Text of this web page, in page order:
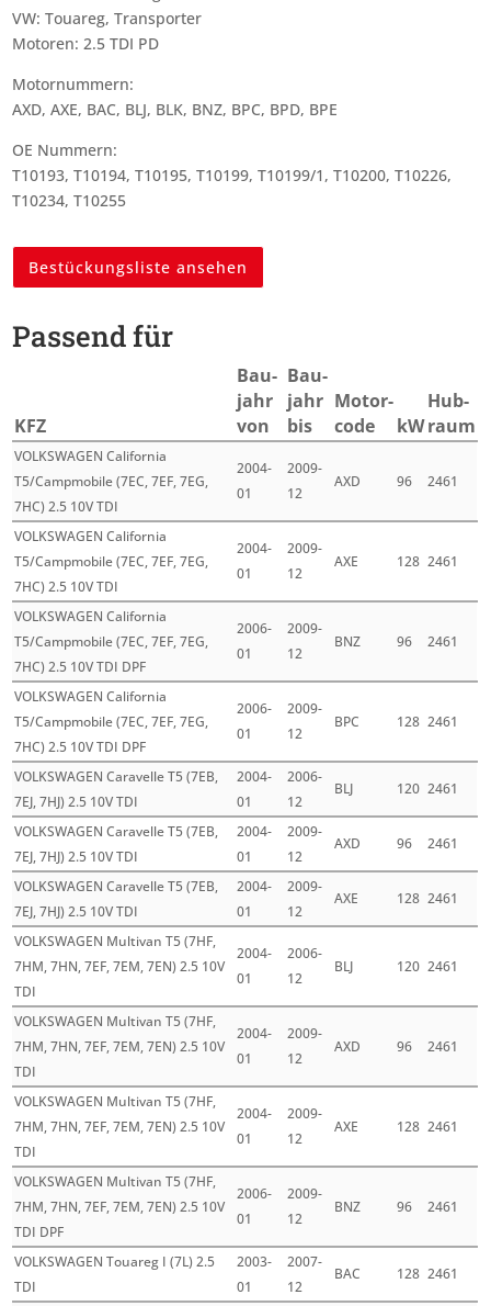
VW: Touareg, Transporter
Motoren: 2.5 TDI PD
Motornummern:
AXD, AXE, BAC, BLJ, BLK, BNZ, BPC, BPD, BPE
OE Nummern:
T10193, T10194, T10195, T10199, T10199/1, T10200, T10226,
T10234, T10255
Bestückungsliste ansehen
Passend für
KFZ
Bau­
jahr
von
Bau­
jahr
bis
Motor­
code
kW
Hub­
raum
VOLKSWAGEN California
T5/Campmobile (7EC, 7EF, 7EG,
7HC) 2.5 10V TDI
2004-
01
2009-
12
AXD 96 2461
VOLKSWAGEN California
T5/Campmobile (7EC, 7EF, 7EG,
7HC) 2.5 10V TDI
2004-
01
2009-
12
AXE 128 2461
VOLKSWAGEN California
T5/Campmobile (7EC, 7EF, 7EG,
7HC) 2.5 10V TDI DPF
2006-
01
2009-
12
BNZ 96 2461
VOLKSWAGEN California
T5/Campmobile (7EC, 7EF, 7EG,
7HC) 2.5 10V TDI DPF
2006-
01
2009-
12
BPC 128 2461
VOLKSWAGEN Caravelle T5 (7EB,
7EJ, 7HJ) 2.5 10V TDI
2004-
01
2006-
12
BLJ 120 2461
VOLKSWAGEN Caravelle T5 (7EB,
7EJ, 7HJ) 2.5 10V TDI
2004-
01
2009-
12
AXD 96 2461
VOLKSWAGEN Caravelle T5 (7EB,
7EJ, 7HJ) 2.5 10V TDI
2004-
01
2009-
12
AXE 128 2461
VOLKSWAGEN Multivan T5 (7HF,
7HM, 7HN, 7EF, 7EM, 7EN) 2.5 10V
TDI
2004-
01
2006-
12
BLJ 120 2461
VOLKSWAGEN Multivan T5 (7HF,
7HM, 7HN, 7EF, 7EM, 7EN) 2.5 10V
TDI
2004-
01
2009-
12
AXD 96 2461
VOLKSWAGEN Multivan T5 (7HF,
7HM, 7HN, 7EF, 7EM, 7EN) 2.5 10V
TDI
2004-
01
2009-
12
AXE 128 2461
VOLKSWAGEN Multivan T5 (7HF,
7HM, 7HN, 7EF, 7EM, 7EN) 2.5 10V
TDI DPF
2006-
01
2009-
12
BNZ 96 2461
VOLKSWAGEN Touareg I (7L) 2.5
TDI
2003-
01
2007-
12
BAC 128 2461